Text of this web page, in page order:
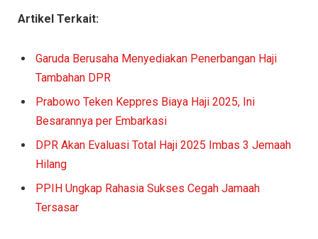
Artikel Terkait:
Garuda Berusaha Menyediakan Penerbangan Haji
Tambahan DPR
Prabowo Teken Keppres Biaya Haji 2025, Ini
Besarannya per Embarkasi
DPR Akan Evaluasi Total Haji 2025 Imbas 3 Jemaah
Hilang
PPIH Ungkap Rahasia Sukses Cegah Jamaah
Tersasar